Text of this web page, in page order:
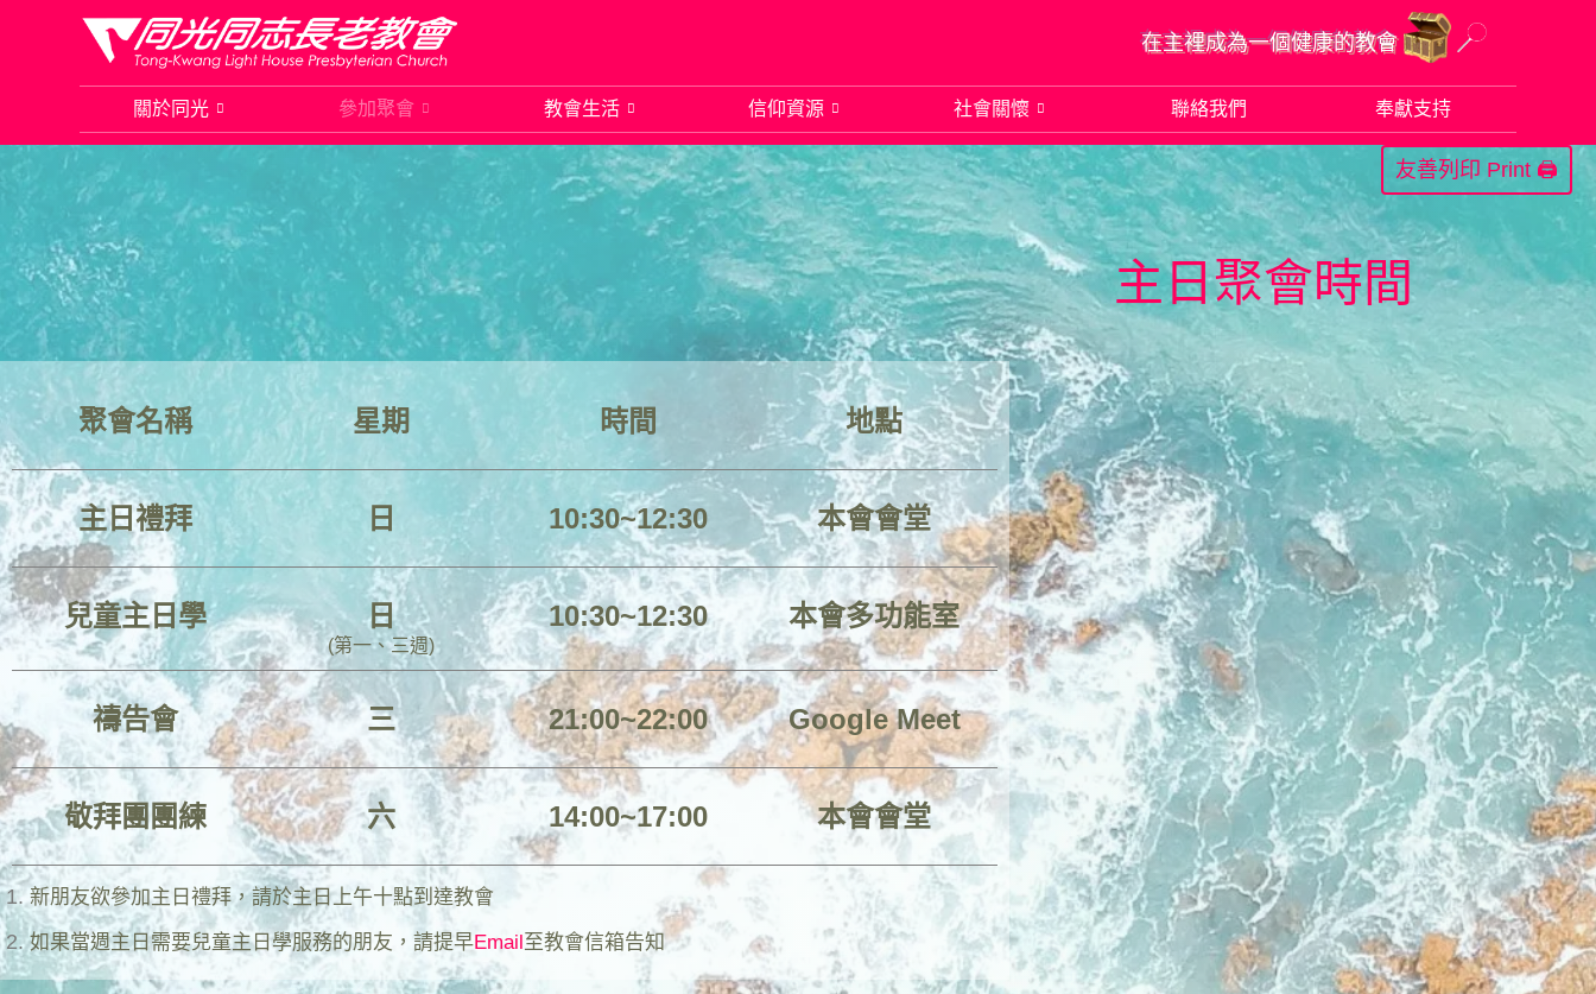
content
在主裡成為一個健康的教會
關於同光 參加聚會 教會生活 信仰資源 社會關懷 聯絡我們 奉獻支持
Print 🖨
主日聚會時間
聚會名稱 星期 時間 地點
主日禮拜 日 10:30~12:30 本會會堂
兒童主日學 日
(第一、三週)
10:30~12:30 本會多功能室
禱告會 三 21:00~22:00 Google Meet
敬拜團團練 六 14:00~17:00 本會會堂
新朋友欲參加主日禮拜，請於主日上午十點到達教會
如果當週主日需要兒童主日學服務的朋友，請提早Email至教會信箱告知